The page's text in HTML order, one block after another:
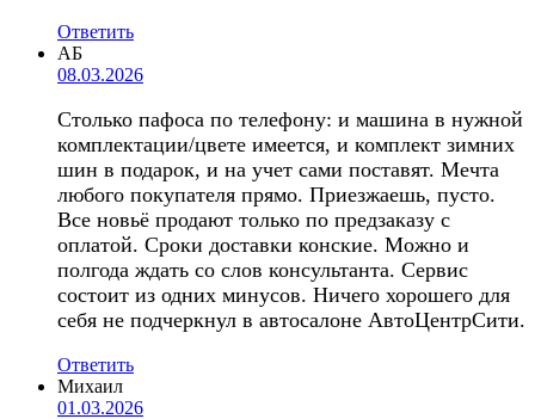
Ответить
АБ
08.03.2026
Столько пафоса по телефону: и машина в нужной
комплектации/цвете имеется, и комплект зимних
шин в подарок, и на учет сами поставят. Мечта
любого покупателя прямо. Приезжаешь, пусто.
Все новьё продают только по предзаказу с
оплатой. Сроки доставки конские. Можно и
полгода ждать со слов консультанта. Сервис
состоит из одних минусов. Ничего хорошего для
себя не подчеркнул в автосалоне АвтоЦентрСити.
Ответить
Михаил
01.03.2026